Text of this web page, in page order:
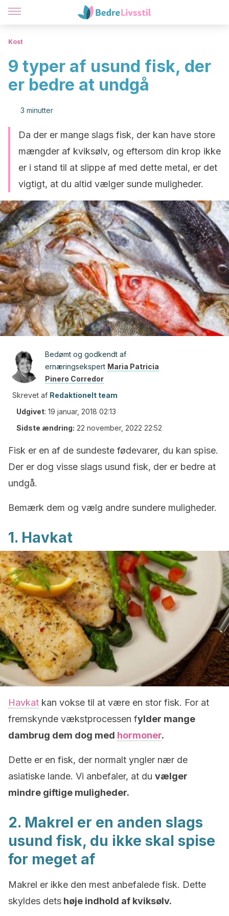
Kost
9 typer af usund fisk, der
er bedre at undgå
3 minutter
Da der er mange slags fisk, der kan have store
mængder af kviksølv, og eftersom din krop ikke
er i stand til at slippe af med dette metal, er det
vigtigt, at du altid vælger sunde muligheder.
Bedømt og godkendt af
ernæringsekspert Maria Patricia
Pinero Corredor
Skrevet af Redaktionelt team
Udgivet: 19 januar, 2018 02:13
Sidste ændring: 22 november, 2022 22:52
Fisk er en af de sundeste fødevarer, du kan spise.
Der er dog visse slags usund fisk, der er bedre at
undgå.
Bemærk dem og vælg andre sundere muligheder.
1. Havkat
Havkat kan vokse til at være en stor fisk. For at
fremskynde vækstprocessen fylder mange
dambrug dem dog med hormoner.
Dette er en fisk, der normalt yngler nær de
asiatiske lande. Vi anbefaler, at du vælger
mindre giftige muligheder.
2. Makrel er en anden slags
usund fisk, du ikke skal spise
for meget af
Makrel er ikke den mest anbefalede fisk. Dette
skyldes dets høje indhold af kviksølv.